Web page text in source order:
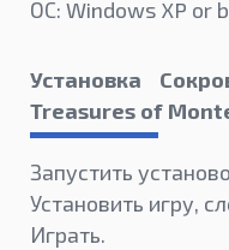
ОС: Windows XP or
Установка
Treasures of
Запустить
Установить игру,
Играть.